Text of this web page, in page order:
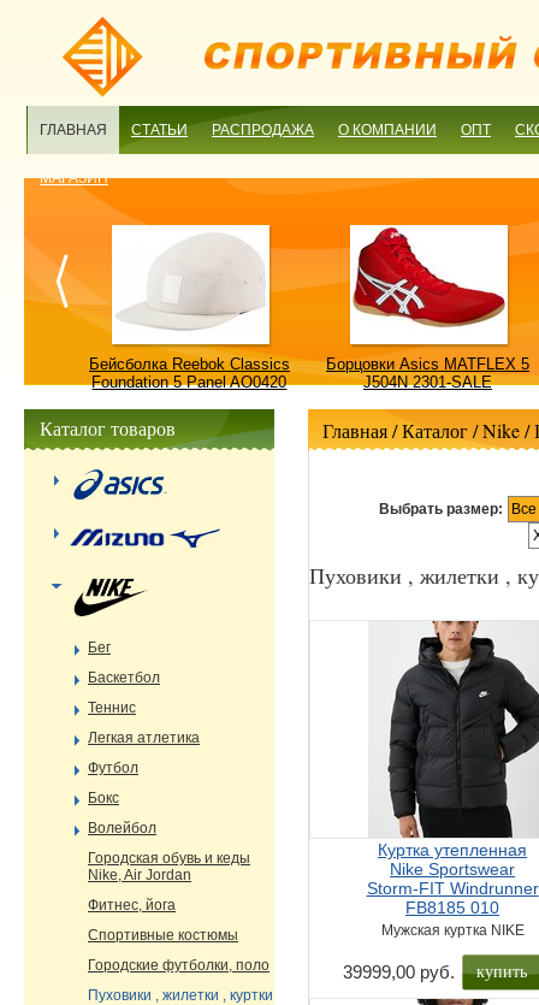
ГЛАВНАЯ СТАТЬИ РАСПРОДАЖА О КОМПАНИИ ОПТ
МАГАЗИН
Бейсболка Reebok Classics
Foundation 5 Panel AO0420
Борцовки Asics MATFLEX 5
J504N 2301-SALE
Главная/ Каталог /Nike/
Выбрать размер:
Пуховики , жилетки ,
Куртка утепленная
Nike Sportswear
Storm-FIT Windrunner
FB8185 010
Мужская куртка NIKE
39999,00 руб. купить
Каталог товаров
Бег
Баскетбол
Теннис
Легкая атлетика
Футбол
Бокс
Волейбол
Городская обувь и кеды
Nike, Air Jordan
Фитнес, йога
Спортивные костюмы
Городские футболки, поло
Пуховики , жилетки , куртки